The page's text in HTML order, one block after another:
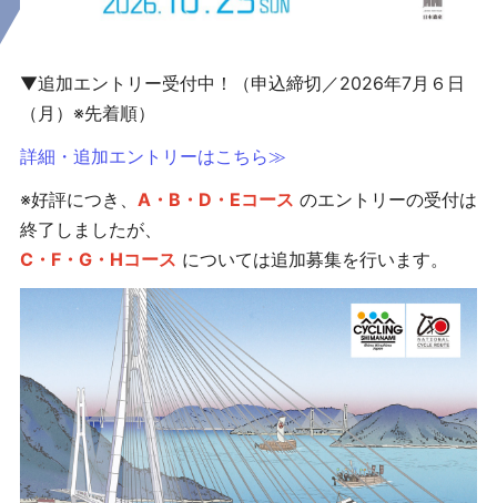
▼追加エントリー受付中！（申込締切／2026年7月６日
（月）※先着順）
詳細・追加エントリーはこちら≫
※好評につき、 A・B・D・Eコース のエントリーの受付は
終了しましたが、
C・F・G・Hコース については追加募集を行います。